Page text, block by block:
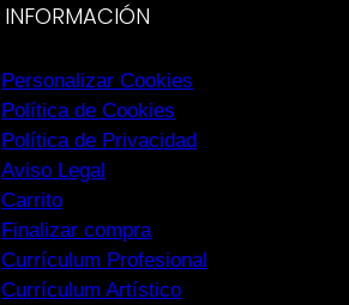
INFORMACIÓN
Personalizar Cookies
Política de Cookies
Política de Privacidad
Aviso Legal
Carrito
Finalizar compra
Currículum Profesional
Currículum Artístico